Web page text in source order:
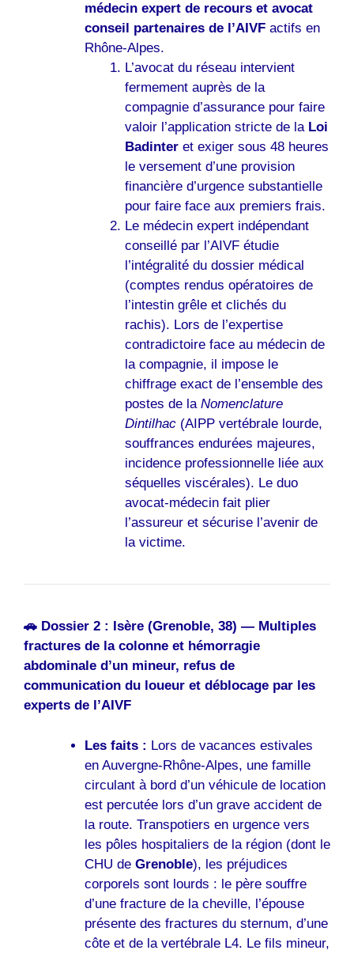
médecin expert de recours et avocat
conseil partenaires de l’AIVFactifs en
Rhône-Alpes.
L’avocat du réseau intervient
fermement auprès de la
compagnie d’assurance pour faire
valoir l’application stricte de la Loi
Badinteret exiger sous 48 heures
le versement d’une provision
financière d’urgence substantielle
pour faire face aux premiers frais.
Le médecin expert indépendant
conseillé par l’AIVF étudie
l’intégralité du dossier médical
(comptes rendus opératoires de
l’intestin grêle et clichés du
rachis). Lors de l’expertise
contradictoire face au médecin de
la compagnie, il impose le
chiffrage exact de l’ensemble des
postes de la Nomenclature
Dintilhac(AIPP vertébrale lourde,
souffrances endurées majeures,
incidence professionnelle liée aux
séquelles viscérales). Le duo
avocat-médecin fait plier
l’assureur et sécurise l’avenir de
la victime.
🚗 Dossier 2 : Isère (Grenoble, 38) — Multiples
fractures de la colonne et hémorragie
abdominale d’un mineur, refus de
communication du loueur et déblocage par les
experts de l’AIVF
Les faits : Lors de vacances estivales
en Auvergne-Rhône-Alpes, une famille
circulant à bord d’un véhicule de location
est percutée lors d’un grave accident de
la route. Transpotiers en urgence vers
les pôles hospitaliers de la région (dont le
CHU de Grenoble), les préjudices
corporels sont lourds : le père souffre
d’une fracture de la cheville, l’épouse
présente des fractures du sternum, d’une
côte et de la vertébrale L4. Le fils mineur,